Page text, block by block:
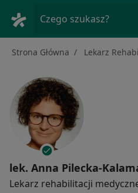
Czego szukasz?
Strona Główna Lekarz
lek. Anna Pilecka-
Lekarz rehabilitacji